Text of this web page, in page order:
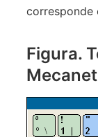
corresponde
Figura.